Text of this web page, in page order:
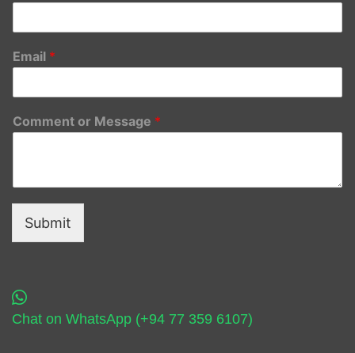
Email *
Comment or Message *
Submit
Chat on WhatsApp (+94 77 359 6107)